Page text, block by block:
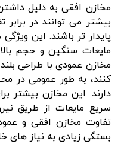
مخازن افقی به دلیل
بیشتر می‌ توانند در
پایدار تر باشند. این
مایعات سنگین و حجم
مخازن عمودی با طراحی
کنند، به طور عمومی در
دارند. این مخازن بیشتر
سریع مایعات از طریق
تفاوت مخازن افقی و
بستگی زیادی به نیاز های